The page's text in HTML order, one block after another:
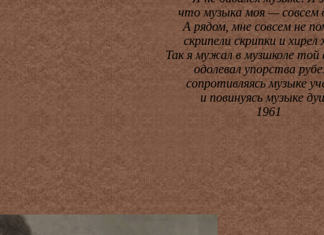
что музыка моя — совсем
А рядом, мне совсем не
скрипели скрипки и хирел
Так я мужал в музшколе той
одолевал упорства
сопротивляясь музыке
и повинуясь музыке
1961